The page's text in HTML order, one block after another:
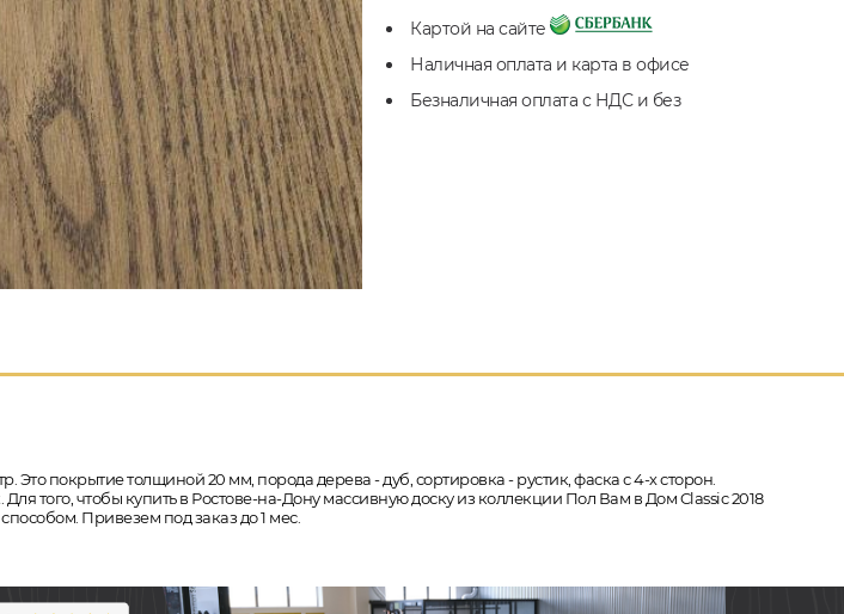
Картой на сайте
Наличная оплата и карта в офисе
Безналичная оплата с НДС и без
Это покрытие толщиной 20 мм, порода дерева - дуб, сортировка - рустик, фаска с 4-х сторон.
того, чтобы купить в Ростове-на-Дону массивную доску из коллекции Пол Вам в Дом Classic 2018
Привезем под заказ до 1 мес.